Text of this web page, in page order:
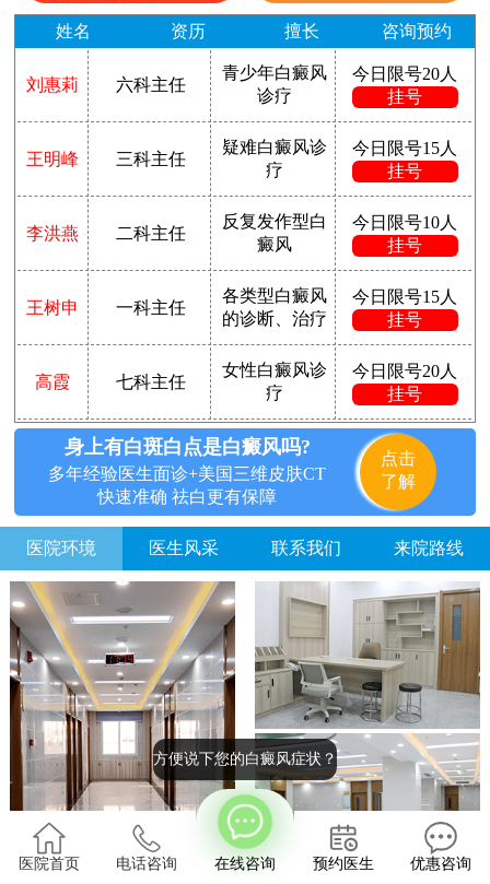
姓名 资历 擅长 咨询预约
刘惠莉 六科主任
青少年白癜风
诊疗
今日限号20人
挂号
王明峰 三科主任
疑难白癜风诊
疗
今日限号15人
挂号
李洪燕 二科主任
反复发作型白
癜风
今日限号10人
挂号
王树申 一科主任
各类型白癜风
的诊断、治疗
今日限号15人
挂号
高霞 七科主任
女性白癜风诊
疗
今日限号20人
挂号
身上有白斑白点是白癜风吗?
多年经验医生面诊+美国三维皮肤CT
快速准确 祛白更有保障
点击
了解
医院环境 医生风采 联系我们 来院路线
医院首页 电话咨询 在线咨询
方便说下您的白癜风症状？
预约医生 优惠咨询